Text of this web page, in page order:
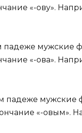
«-ову».
падеже мужские
«-ова».
падеже мужские
«-овым».